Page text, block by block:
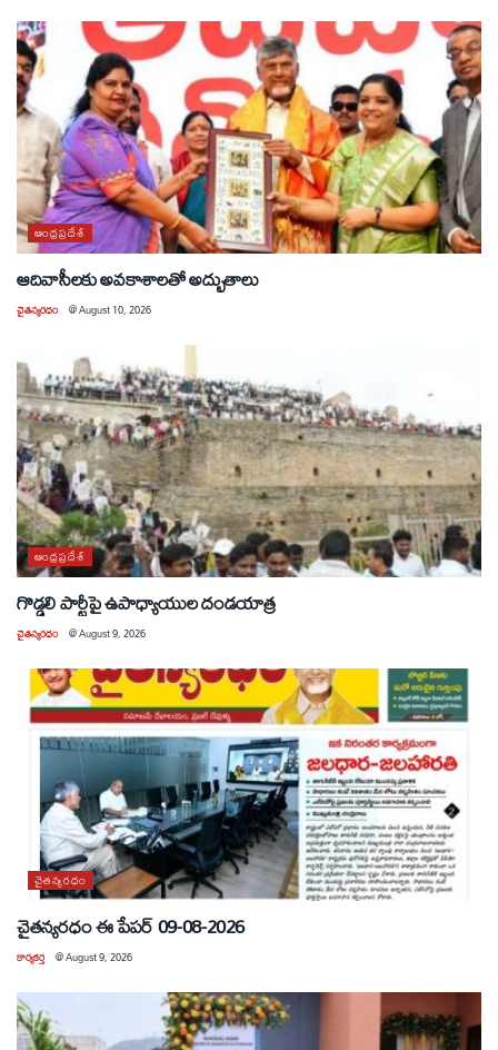
ఆంధ్రప్రదేశ్
ఆదివాసీలకు అవకాశాలతో అద్భుతాలు
చైతన్యరధం @August 10, 2026
ఆంధ్రప్రదేశ్
గొడ్డలి పార్టీపై ఉపాధ్యాయుల దండయాత్ర
చైతన్యరధం @August 9, 2026
చైతన్యరధం
చైతన్యరధం ఈ పేపర్ 09-08-2026
కార్యకర్త @August 9, 2026